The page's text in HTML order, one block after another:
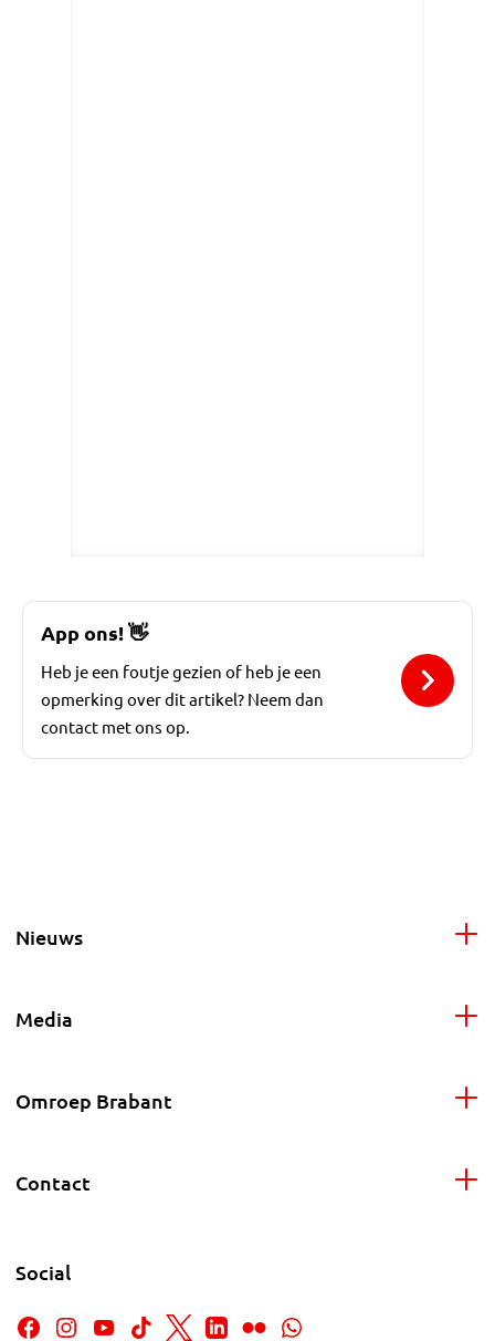
App ons!👋
Heb je een foutje gezien of heb je een
opmerking over dit artikel? Neem dan
contact met ons op.
Nieuws
Media
Omroep Brabant
Contact
Social